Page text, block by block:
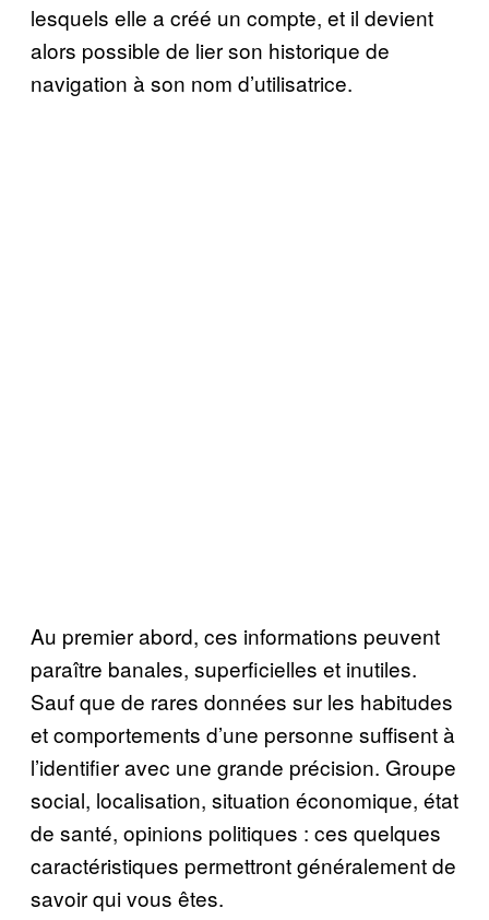
lesquels elle a créé un compte, et il devient
alors possible de lier son historique de
navigation à son nom d’utilisatrice.
Au premier abord, ces informations peuvent
paraître banales, superficielles et inutiles.
Sauf que de rares données sur les habitudes
et comportements d’une personne suffisent à
l’identifier avec une grande précision. Groupe
social, localisation, situation économique, état
de santé, opinions politiques : ces quelques
caractéristiques permettront généralement de
savoir qui vous êtes.